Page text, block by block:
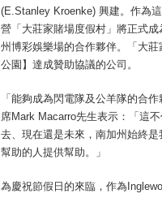
(E.Stanley Kroenke) 興建。作為
營「大莊家賭場度假村」將正式
州博彩娛樂場的合作夥伴。「大
公園】達成贊助協議的公司。
「能夠成為閃電隊及公羊隊的合
席Mark Macarro先生表示：「這
去、現在還是未來，南加州始終
幫助的人提供幫助。」
為慶祝節假日的來臨，作為